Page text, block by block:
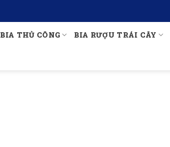
BIA THỦ CÔNG BIA RƯỢU TRÁI CÂY